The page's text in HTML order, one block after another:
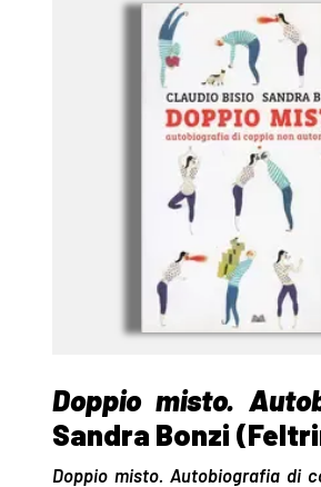
Doppio misto.
Sandra Bonzi
Doppio misto. Autobiografia di